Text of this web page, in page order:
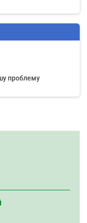
проблему